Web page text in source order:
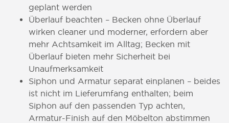
geplant werden
Überlauf beachten – Becken ohne Überlauf
wirken cleaner und moderner, erfordern aber
mehr Achtsamkeit im Alltag; Becken mit
Überlauf bieten mehr Sicherheit bei
Unaufmerksamkeit
Siphon und Armatur separat einplanen – beides
ist nicht im Lieferumfang enthalten; beim
Siphon auf den passenden Typ achten,
Armatur-Finish auf den Möbelton abstimmen